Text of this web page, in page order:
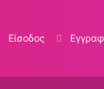
Είσοδος